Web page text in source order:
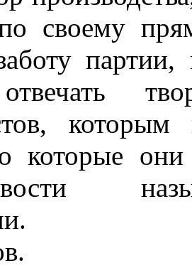
по своему
партии,
которые